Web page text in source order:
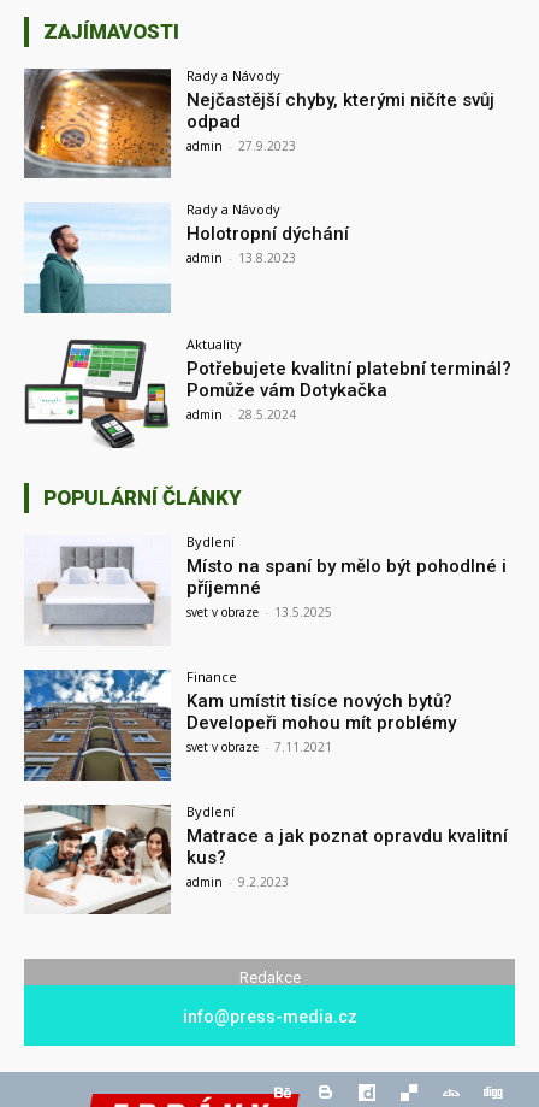
ZAJÍMAVOSTI
Rady a Návody
Nejčastější chyby, kterými ničíte svůj
odpad
admin - 27.9.2023
Rady a Návody
Holotropní dýchání
admin - 13.8.2023
Aktuality
Potřebujete kvalitní platební terminál?
Pomůže vám Dotykačka
admin - 28.5.2024
POPULÁRNÍ ČLÁNKY
Bydlení
Místo na spaní by mělo být pohodlné i
příjemné
svet v obraze - 13.5.2025
Finance
Kam umístit tisíce nových bytů?
Developeři mohou mít problémy
svet v obraze - 7.11.2021
Bydlení
Matrace a jak poznat opravdu kvalitní
kus?
admin - 9.2.2023
Redakce
info@press-media.cz